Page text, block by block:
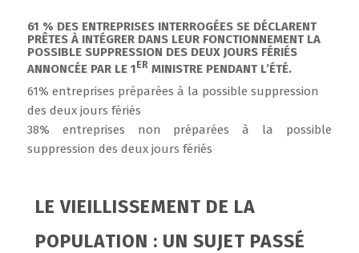
61 % DES ENTREPRISES INTERROGÉES SE DÉCLARENT
PRÊTES À INTÉGRER DANS LEUR FONCTIONNEMENT LA
POSSIBLE SUPPRESSION DES DEUX JOURS FÉRIÉS
ANNONCÉE PAR LE 1ERMINISTRE PENDANT L’ÉTÉ.
61% entreprises préparées à la possible suppression
des deux jours fériés
38% entreprises non préparées à la possible
suppression des deux jours fériés
LE VIEILLISSEMENT DE LA
POPULATION : UN SUJET PASSÉ